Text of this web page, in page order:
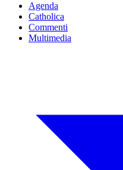
Agenda
Catholica
Commenti
Multimedia